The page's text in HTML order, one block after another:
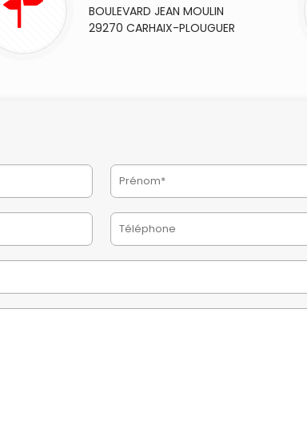
BOULEVARD JEAN MOULIN
29270 CARHAIX-PLOUGUER